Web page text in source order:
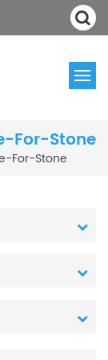
For-Stone
For-Stone